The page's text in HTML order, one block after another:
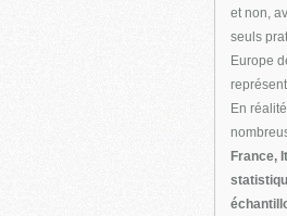
et non,
seuls
Europe
En
France,